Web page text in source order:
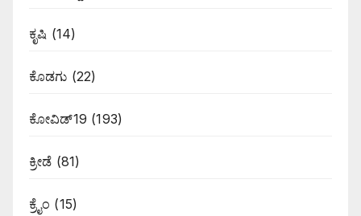
ಕೃಷಿ (14)
ಕೊಡಗು (22)
ಕೋವಿಡ್19 (193)
ಕ್ರೀಡೆ (81)
ಕ್ರೈಂ (15)